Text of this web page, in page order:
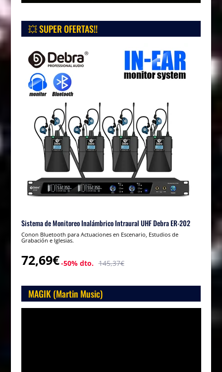
💥 SUPER OFERTAS!!
Sistema de Monitoreo Inalámbrico Intraural UHF Debra ER-202
Conon Bluetooth para Actuaciones en Escenario, Estudios de
Grabación e Iglesias.
72,69€-50% dto. 145,37€
MAGIK (Martin Music)